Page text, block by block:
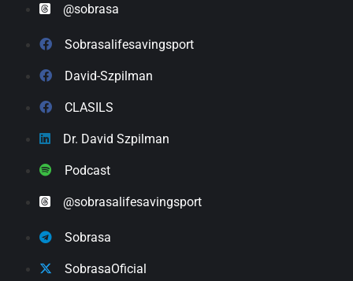
@sobrasa
Sobrasalifesavingsport
David-Szpilman
CLASILS
Dr. David Szpilman
Podcast
@sobrasalifesavingsport
Sobrasa
SobrasaOficial